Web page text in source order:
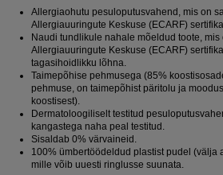
Allergiaohutu pesuloputusvahend, mis on
Allergiauuringute Keskuse (ECARF)
Naudi tundlikule nahale mõeldud toote,
Allergiauuringute Keskuse (ECARF)
tagasihoidlikku lõhna.
Taimepõhise pehmusega (85%
pehmuse, on taimepõhist päritolu ja
koostisest).
Dermatoloogiliselt testitud
kangastega naha peal testitud.
Sisaldab 0% värvaineid.
100% ümbertöödeldud plastist pudel (välja
mille võib uuesti ringlusse suunata.